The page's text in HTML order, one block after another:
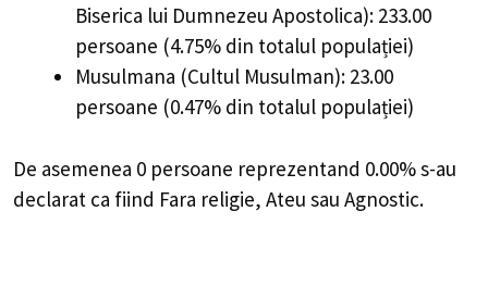
Biserica lui Dumnezeu Apostolica): 233.00
persoane (4.75% din totalul populației)
Musulmana (Cultul Musulman): 23.00
persoane (0.47% din totalul populației)
De asemenea 0 persoane reprezentand 0.00% s-au
declarat ca fiind Fara religie, Ateu sau Agnostic.